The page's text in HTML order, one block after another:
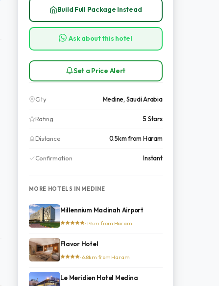
Build Full Package Instead
Ask about this hotel
Set a Price Alert
City Medine, Saudi Arabia
Rating 5 Stars
Distance 0.5km from Haram
Confirmation Instant
MORE HOTELS IN MEDINE
Millennium Madinah Airport
· 14km from Haram
Flavor Hotel
· 6.8km from Haram
Le Meridien Hotel Medina